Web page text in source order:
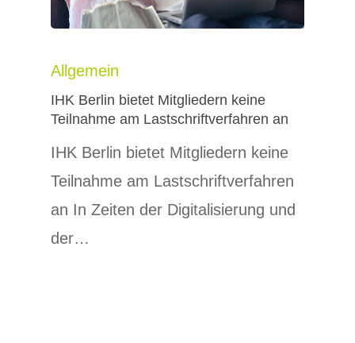
Allgemein
IHK Berlin bietet Mitgliedern keine
Teilnahme am Lastschriftverfahren an
IHK Berlin bietet Mitgliedern keine
Teilnahme am Lastschriftverfahren
an In Zeiten der Digitalisierung und
der…